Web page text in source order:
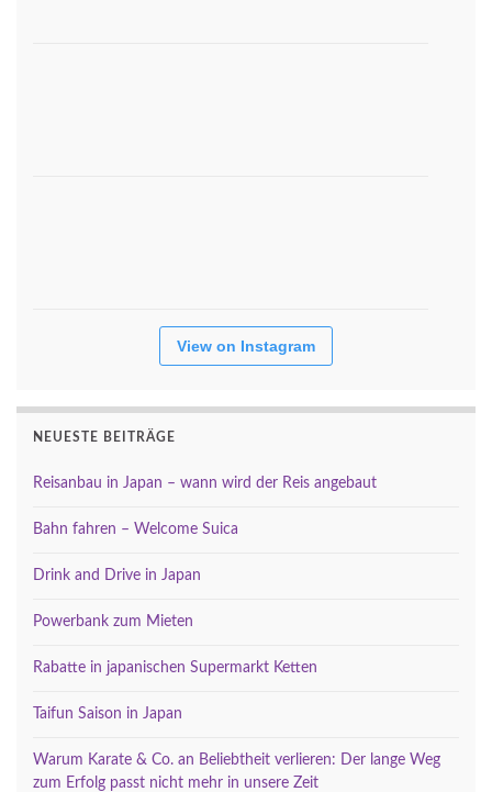
View on Instagram
NEUESTE BEITRÄGE
Reisanbau in Japan – wann wird der Reis angebaut
Bahn fahren – Welcome Suica
Drink and Drive in Japan
Powerbank zum Mieten
Rabatte in japanischen Supermarkt Ketten
Taifun Saison in Japan
Warum Karate & Co. an Beliebtheit verlieren: Der lange Weg
zum Erfolg passt nicht mehr in unsere Zeit